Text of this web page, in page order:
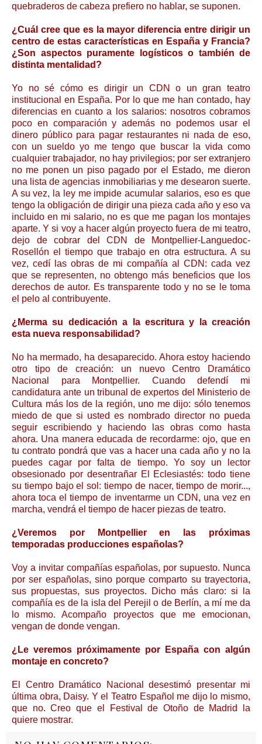
quebraderos de cabeza prefiero no hablar, se suponen.
¿Cuál cree que es la mayor diferencia entre dirigir un
centro de estas características en España y Francia?
¿Son aspectos puramente logísticos o también de
distinta mentalidad?
Yo no sé cómo es dirigir un CDN o un gran teatro
institucional en España. Por lo que me han contado, hay
diferencias en cuanto a los salarios: nosotros cobramos
poco en comparación y además no podemos usar el
dinero público para pagar restaurantes ni nada de eso,
con un sueldo yo me tengo que buscar la vida como
cualquier trabajador, no hay privilegios; por ser extranjero
no me ponen un piso pagado por el Estado, me dieron
una lista de agencias inmobiliarias y me desearon suerte.
A su vez, la ley me impide acumular salarios, eso es que
tengo la obligación de dirigir una pieza cada año y eso va
incluido en mi salario, no es que me pagan los montajes
aparte. Y si voy a hacer algún proyecto fuera de mi teatro,
dejo de cobrar del CDN de Montpellier-Languedoc-
Rosellón el tiempo que trabajo en otra estructura. A su
vez, cedí las obras de mi compañía al CDN: cada vez
que se representen, no obtengo más beneficios que los
derechos de autor. Es transparente todo y no se le toma
el pelo al contribuyente.
¿Merma su dedicación a la escritura y la creación
esta nueva responsabilidad?
No ha mermado, ha desaparecido. Ahora estoy haciendo
otro tipo de creación: un nuevo Centro Dramático
Nacional para Montpellier. Cuando defendí mi
candidatura ante un tribunal de expertos del Ministerio de
Cultura más los de la región, uno me dijo: sólo tenemos
miedo de que si usted es nombrado director no pueda
seguir escribiendo y haciendo las obras como hasta
ahora. Una manera educada de recordarme: ojo, que en
tu contrato pondrá que vas a hacer una cada año y no la
puedes cagar por falta de tiempo. Yo soy un lector
obsesionado por desentrañar El Eclesiastés: todo tiene
su tiempo bajo el sol: tiempo de nacer, tiempo de morir...,
ahora toca el tiempo de inventarme un CDN, una vez en
marcha, vendrá el tiempo de hacer piezas de teatro.
¿Veremos por Montpellier en las próximas
temporadas producciones españolas?
Voy a invitar compañías españolas, por supuesto. Nunca
por ser españolas, sino porque comparto su trayectoria,
sus propuestas, sus proyectos. Dicho más claro: si la
compañía es de la isla del Perejil o de Berlín, a mí me da
lo mismo. Acompaño proyectos que me emocionan,
vengan de donde vengan.
¿Le veremos próximamente por España con algún
montaje en concreto?
El Centro Dramático Nacional desestimó presentar mi
última obra, Daisy. Y el Teatro Español me dijo lo mismo,
que no. Creo que el Festival de Otoño de Madrid la
quiere mostrar.